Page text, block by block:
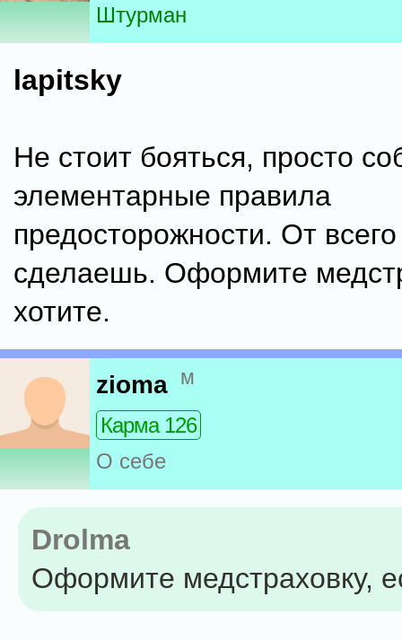
Штурман
lapitsky
Не стоит бояться, просто
элементарные правила
предосторожности. От
сделаешь. Оформите
хотите.
zioma м
Карма 126
О себе
Drolma
Оформите медстраховку,